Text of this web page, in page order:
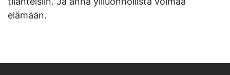
elämään.